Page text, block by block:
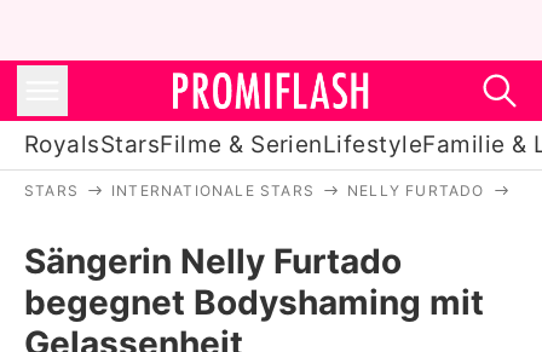
RoyalsStarsFilme & SerienLifestyleFamilie &
Stars
Filme & Serien
STARS INTERNATIONALE STARS NELLY FURTADO
Sängerin Nelly Furtado
begegnet Bodyshaming mit
Gelassenheit